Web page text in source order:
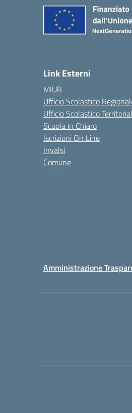
Link Esterni
MIUR
Ufficio Scolastico
Ufficio Scolastico
Scuola in Chiaro
Iscrizioni On Line
Invalsi
Comune
Amministrazione